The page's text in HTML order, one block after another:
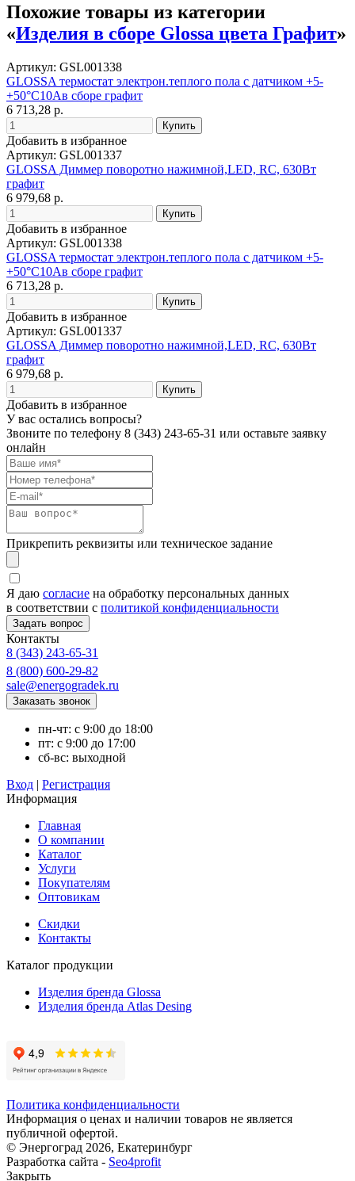
Похожие товары из категории
«Изделия в сборе Glossa цвета Графит»
Артикул: GSL001338
GLOSSA термостат электрон.теплого пола с датчиком +5-
+50°C10Aв сборе графит
6 713,28 р.
Добавить в избранное
Артикул: GSL001337
GLOSSA Диммер поворотно нажимной,LED, RC, 630Вт
графит
6 979,68 р.
Добавить в избранное
Артикул: GSL001338
GLOSSA термостат электрон.теплого пола с датчиком +5-
+50°C10Aв сборе графит
6 713,28 р.
Добавить в избранное
Артикул: GSL001337
GLOSSA Диммер поворотно нажимной,LED, RC, 630Вт
графит
6 979,68 р.
Добавить в избранное
У вас остались вопросы?
Звоните по телефону 8 (343) 243-65-31 или оставьте заявку
онлайн
Прикрепить реквизиты или техническое задание
Я даю согласие на обработку персональных данных
в соответствии с политикой конфиденциальности
Контакты
8 (343) 243-65-31
8 (800) 600-29-82
sale@energogradek.ru
пн-чт: с 9:00 до 18:00
пт: с 9:00 до 17:00
сб-вс: выходной
Вход | Регистрация
Информация
Главная
О компании
Каталог
Услуги
Покупателям
Оптовикам
Скидки
Контакты
Каталог продукции
Изделия бренда Glossa
Изделия бренда Atlas Desing
Политика конфиденциальности
Информация о ценах и наличии товаров не является
публичной офертой.
© Энергоград 2026, Екатеринбург
Разработка сайта - Seo4profit
Закрыть